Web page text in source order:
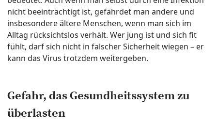
nicht beeinträchtigt ist, gefährdet man andere und
insbesondere ältere Menschen, wenn man sich im
Alltag rücksichtslos verhält. Wer jung ist und sich fit
fühlt, darf sich nicht in falscher Sicherheit wiegen – er
kann das Virus trotzdem weitergeben.
Gefahr, das Gesundheitssystem zu
überlasten